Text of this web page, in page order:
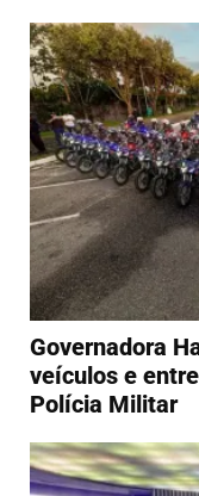
Governadora
veículos e
Polícia Militar